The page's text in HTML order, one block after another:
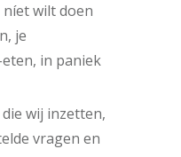
níet wilt doen
je
in paniek
wij inzetten,
vragen en